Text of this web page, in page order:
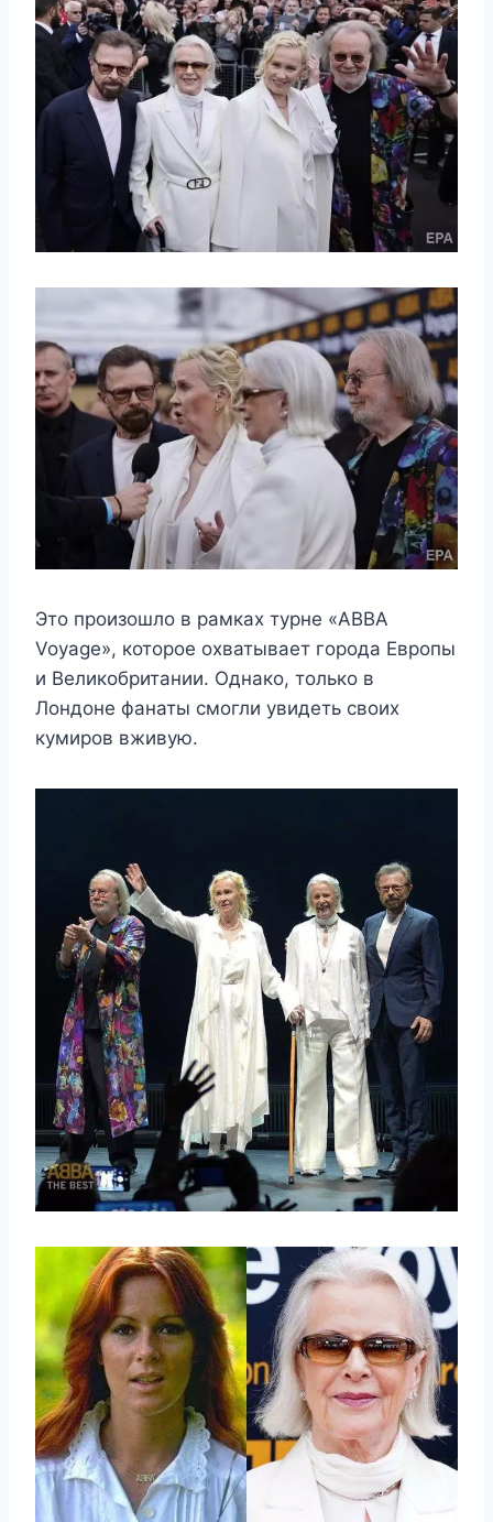
Это произошло в рамках турне «ABBA
Voyage», которое охватывает города Европы
и Великобритании. Однако, только в
Лондоне фанаты смогли увидеть своих
кумиров вживую.